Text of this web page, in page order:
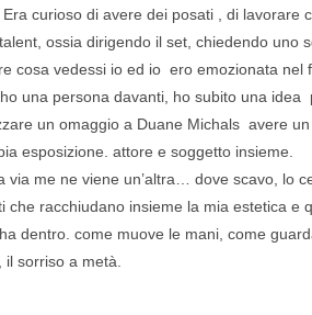
curioso di avere dei posati , di lavorare
ossia dirigendo il set, chiedendo uno
cosa vedessi io ed io ero emozionata nel
una persona davanti, ho subito una idea
un omaggio a Duane Michals avere
esposizione. attore e soggetto insieme.
via me ne viene un’altra… dove scavo, lo
che racchiudano insieme la mia estetica e
dentro. come muove le mani, come
sorriso a metà.